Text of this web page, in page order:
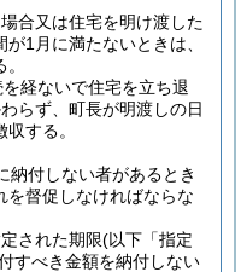
合又は住宅を明け渡した
1月に満たないときは、
経ないで住宅を立ち退
らず、町長が明渡しの日
する。
納付しない者があるとき
を督促しなければならな
された期限(以下「指定
すべき金額を納付しない